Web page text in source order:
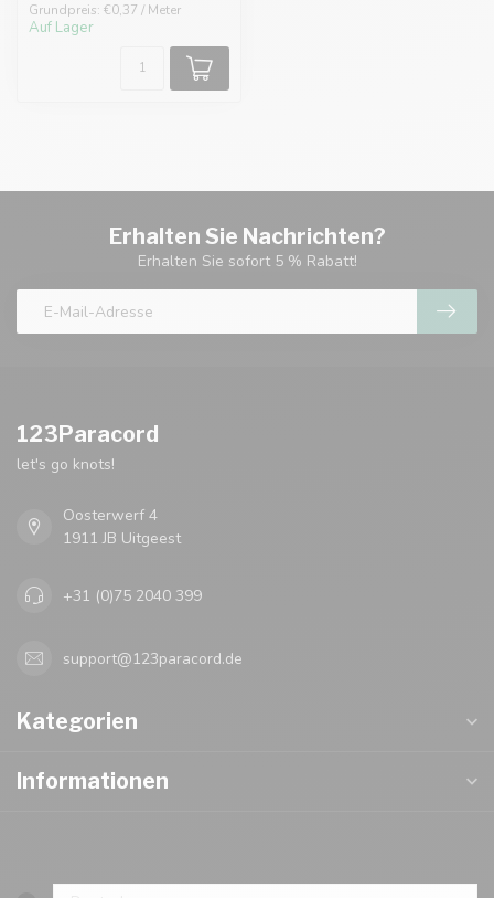
Grundpreis: €0,37 / Meter
Auf Lager
Erhalten Sie Nachrichten?
Erhalten Sie sofort 5 % Rabatt!
123Paracord
let's go knots!
Oosterwerf 4
1911 JB Uitgeest
+31 (0)75 2040 399
support@123paracord.de
Kategorien
Informationen